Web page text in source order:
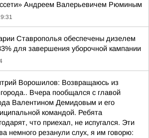
Андреем Валерьевичем Рюминым
Ставрополья обеспечены дизелем
для завершения уборочной кампании
Ворошилов: Возвращаюсь из
Вчера пообщался с главой
Валентином Демидовым и его
командой. Ребята
что приехал, не испугался. Эти
немного резанули слух, я им говорю: